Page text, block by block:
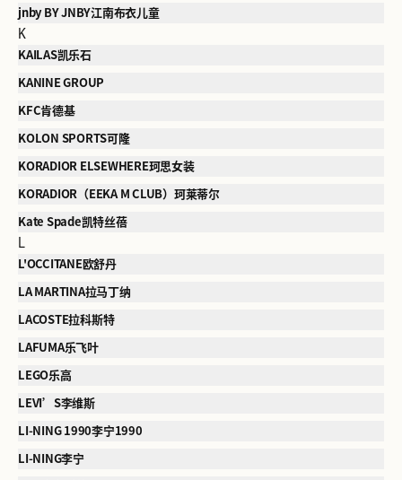
jnby BY JNBY江南布衣儿童
K
KAILAS凯乐石
KANINE GROUP
KFC肯德基
KOLON SPORTS可隆
KORADIOR ELSEWHERE珂思女装
KORADIOR（EEKA M CLUB）珂莱蒂尔
Kate Spade凯特丝蓓
L
L'OCCITANE欧舒丹
LA MARTINA拉马丁纳
LACOSTE拉科斯特
LAFUMA乐飞叶
LEGO乐高
LEVI’S李维斯
LI-NING 1990李宁1990
LI-NING李宁